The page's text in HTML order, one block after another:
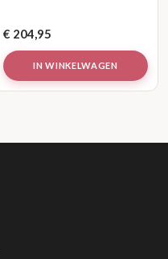
€ 204,95
IN WINKELWAGEN